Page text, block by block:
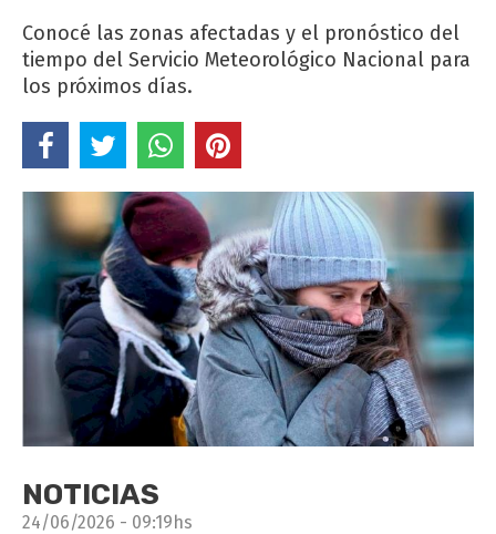
Conocé las zonas afectadas y el pronóstico del
tiempo del Servicio Meteorológico Nacional para
los próximos días.
NOTICIAS
24/06/2026 - 09:19hs